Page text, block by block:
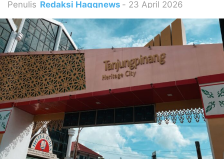
Penulis Redaksi Haqqnews - 23 April 2026